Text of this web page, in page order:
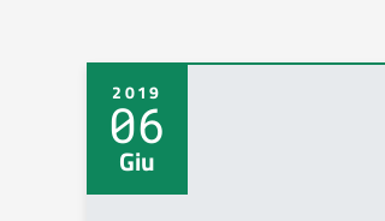
2019
06
Giu